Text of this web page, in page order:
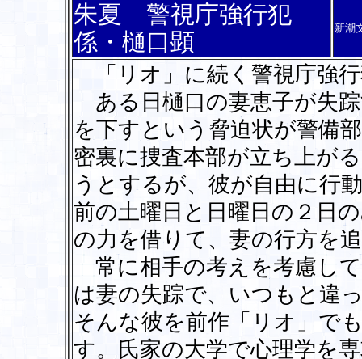
朱夏 警視庁強行犯
係・樋口顕
新潮
「リオ」に続く警視庁強
ある日樋口の妻恵子が失
を下すという脅迫状が警備
密裏に捜査本部が立ち上が
うとするが、彼が自由に行
前の土曜日と日曜日の２日
の力を借りて、妻の行方を
常に相手の考えを考慮し
は妻の失踪で、いつもと違
そんな彼を前作「リオ」で
す。氏家の大学で心理学を